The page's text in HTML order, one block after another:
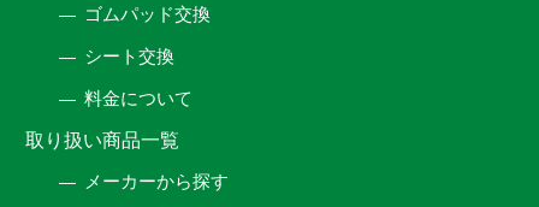
ゴムパッド交換
シート交換
料金について
取り扱い商品一覧
メーカーから探す